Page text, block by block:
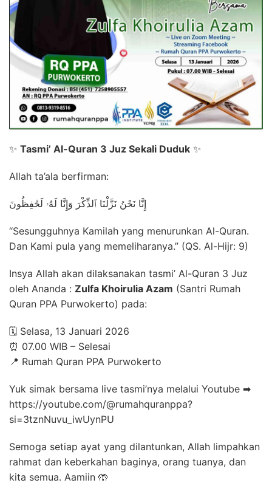
✨ Tasmi’ Al-Quran 3 Juz Sekali Duduk ✨
Allah ta’ala berfirman:
إِنَّا نَحْنُ نَزَّلْنَا ٱلذِّكْرَ وَإِنَّا لَهُۥ لَحَٰفِظُونَ
“Sesungguhnya Kamilah yang menurunkan Al-Quran.
Dan Kami pula yang memeliharanya.” (QS. Al-Hijr: 9)
Insya Allah akan dilaksanakan tasmi’ Al-Quran 3 Juz
oleh Ananda : Zulfa Khoirulia Azam (Santri Rumah
Quran PPA Purwokerto) pada:
🗓 Selasa, 13 Januari 2026
⏰ 07.00 WIB – Selesai
📍 Rumah Quran PPA Purwokerto
Yuk simak bersama live tasmi’nya melalui Youtube ➡
https://youtube.com/@rumahquranppa?
si=3tznNuvu_iwUynPU
Semoga setiap ayat yang dilantunkan, Allah limpahkan
rahmat dan keberkahan baginya, orang tuanya, dan
kita semua. Aamiin 🤲